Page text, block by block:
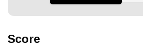
Score